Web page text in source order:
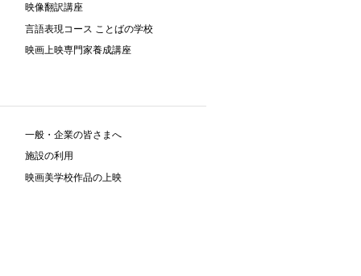
映像翻訳講座
言語表現コース ことばの学校
映画上映専門家養成講座
一般・企業の皆さまへ
施設の利用
映画美学校作品の上映